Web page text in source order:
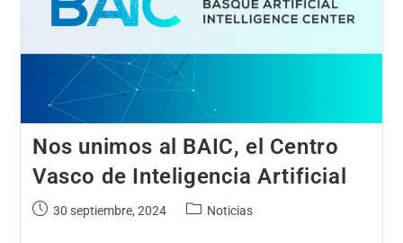
Nos unimos al BAIC, el Centro
Vasco de Inteligencia Artificial
30 septiembre, 2024 Noticias